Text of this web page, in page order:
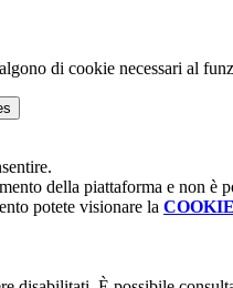
di cookie necessari al
della piattaforma e non è
potete visionare la